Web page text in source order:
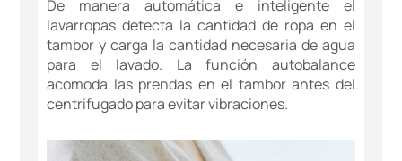
De manera automática e inteligente el
lavarropas detecta la cantidad de ropa en el
tambor y carga la cantidad necesaria de agua
para el lavado. La función autobalance
acomoda las prendas en el tambor antes del
centrifugado para evitar vibraciones.